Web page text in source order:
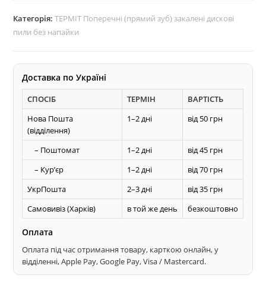
дискова
ТЕРМІТ
прямий
дереву
кількість
Категорія:ТЕРМІТ Поперечні (прямий зуб) закалені дискові
пили без напайки
Доставка по Україні
СПОСІБ ТЕРМІН
ВАРТІСТЬ
Нова Пошта
(відділення)
1–2 дні від 50 грн
– Поштомат 1–2 дні
від 45 грн
– Курʼєр
1–2 дні
від 70 грн
УкрПошта
2–3 дні
від 35 грн
Самовивіз (Харків)
в той же день безкоштовно
Оплата
Оплата під час отримання товару, карткою онлайн, у
відділенні, Apple Pay, Google Pay, Visa / Mastercard.